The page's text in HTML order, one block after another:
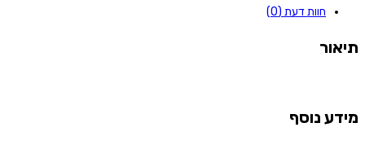
חוות דעת (0)
תיאור
מידע נוסף